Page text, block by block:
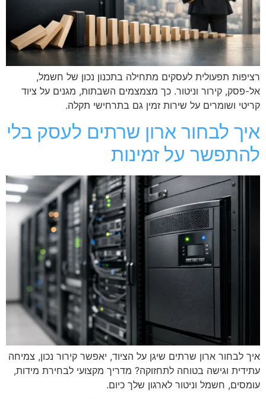
רציפות תפעולית לעסקים מתחילה בתכנון נכון של חשמל,
אל-פסק, קירור וניטור. כך מצמצמים השבתות, מגנים על ציוד
קריטי ושומרים על שירות זמין גם בתרחישי תקלה.
איך לבחור ארון שרתים לעסק בלי
להתפשר על זמינות
איך לבחור ארון שרתים שיגן על הציוד, יאפשר קירור נכון, צמיחה
עתידית וגישה בטוחה לתחזוקה? מדריך מקצועי לבחירת מידות,
עומסים, חשמל וניטור לארגון שלך כיום.